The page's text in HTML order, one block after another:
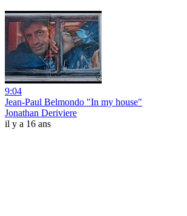
9:04
Jean-Paul Belmondo "In my house"
Jonathan Deriviere
il y a 16 ans